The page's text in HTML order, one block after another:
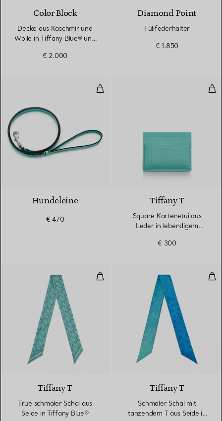
Color Block
Decke aus Kaschmir und
Wolle in Tiffany Blue® und
€ 2.000
Diamond Point
Füllfederhalter
€ 1.850
Hundeleine
Hundeleine
€ 470
Tiffany T
Square Kartenetui aus
Leder in lebendigem
€ 300
True schmaler Schal aus Seide
Tiffany T
True schmaler Schal aus
Seide in Tiffany Blue®
Tiffany T
Schmaler Schal mit
tanzendem T aus Seide in